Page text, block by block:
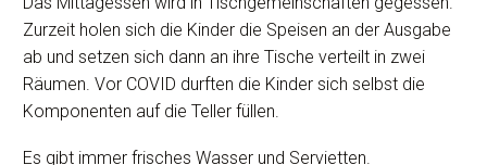
Zurzeit holen sich die Kinder die Speisen an der Ausgabe
ab und setzen sich dann an ihre Tische verteilt in zwei
Räumen. Vor COVID durften die Kinder sich selbst die
Komponenten auf die Teller füllen.
Es gibt immer frisches Wasser und Servietten.